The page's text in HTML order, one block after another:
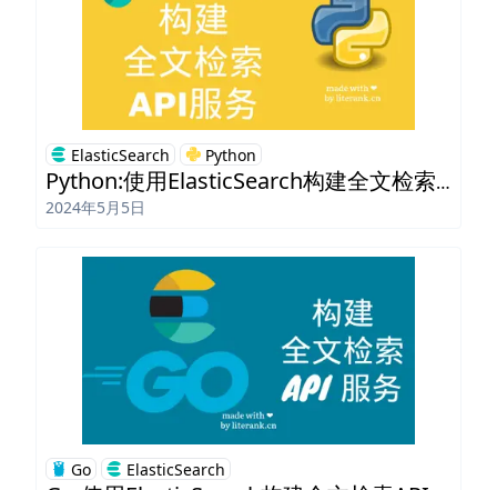
ElasticSearch Python
Python:使用ElasticSearch构建全文检索API
2024年5月5日
Go ElasticSearch